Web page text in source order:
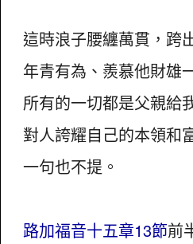
這時浪子腰纏萬貫，跨
年青有為、羨慕他財雄
所有的一切都是父親給
對人誇耀自己的本領和
一句也不提。
路加福音十五章13節前